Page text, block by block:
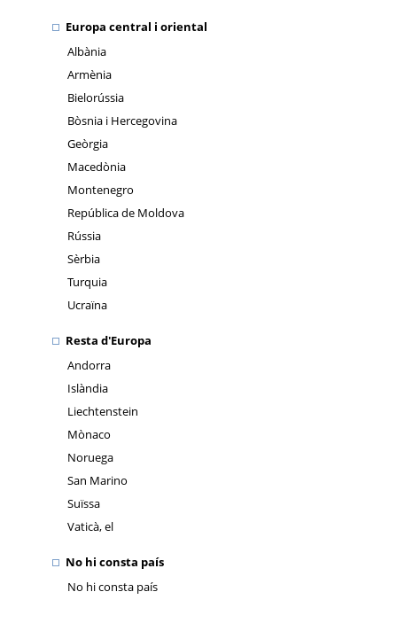
Europa central i oriental
Albània
Armènia
Bielorússia
Bòsnia i Hercegovina
Geòrgia
Macedònia
Montenegro
República de Moldova
Rússia
Sèrbia
Turquia
Ucraïna
Resta d'Europa
Andorra
Islàndia
Liechtenstein
Mònaco
Noruega
San Marino
Suïssa
Vaticà, el
No hi consta país
No hi consta país